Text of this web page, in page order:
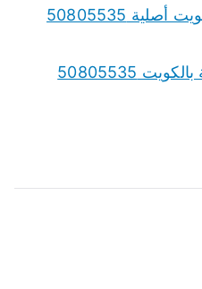
قطع غيار جيتور Jetour بالكويت أصلية 50805535
قطع غيار بايك BAIC الأصلية بالكويت 50805535